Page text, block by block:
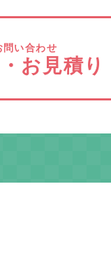
い合わせ
お見積り